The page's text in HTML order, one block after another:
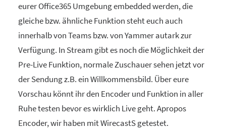
eurer Office365 Umgebung embedded werden, die
gleiche bzw. ähnliche Funktion steht euch auch
innerhalb von Teams bzw. von Yammer autark zur
Verfügung. In Stream gibt es noch die Möglichkeit der
Pre-Live Funktion, normale Zuschauer sehen jetzt vor
der Sendung z.B. ein Willkommensbild. Über eure
Vorschau könnt ihr den Encoder und Funktion in aller
Ruhe testen bevor es wirklich Live geht. Apropos
Encoder, wir haben mit WirecastS getestet.